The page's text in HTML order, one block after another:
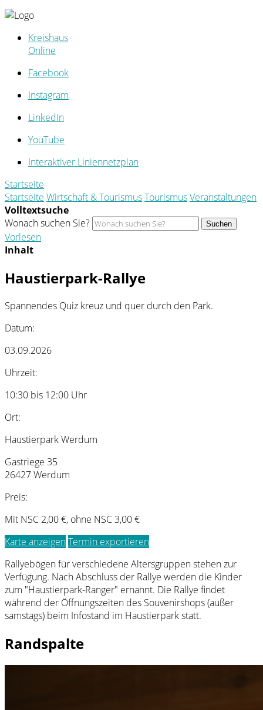
Kreishaus
Online
Facebook
Instagram
LinkedIn
YouTube
Interaktiver Liniennetzplan
Startseite
Startseite Wirtschaft & TourismusTourismusVeranstaltungen
Volltextsuche
Wonach suchen Sie?
Suchen
Vorlesen
Inhalt
Haustierpark-Rallye
Spannendes Quiz kreuz und quer durch den Park.
Datum:
03.09.2026
Uhrzeit:
10:30 bis 12:00 Uhr
Ort:
Haustierpark Werdum
Gastriege 35
26427 Werdum
Preis:
Mit NSC 2,00 €, ohne NSC 3,00 €
Karte anzeigenTermin exportieren
Rallyebögen für verschiedene Altersgruppen stehen zur
Verfügung. Nach Abschluss der Rallye werden die Kinder
zum "Haustierpark-Ranger" ernannt. Die Rallye findet
während der Öffnungszeiten des Souvenirshops (außer
samstags) beim Infostand im Haustierpark statt.
Randspalte